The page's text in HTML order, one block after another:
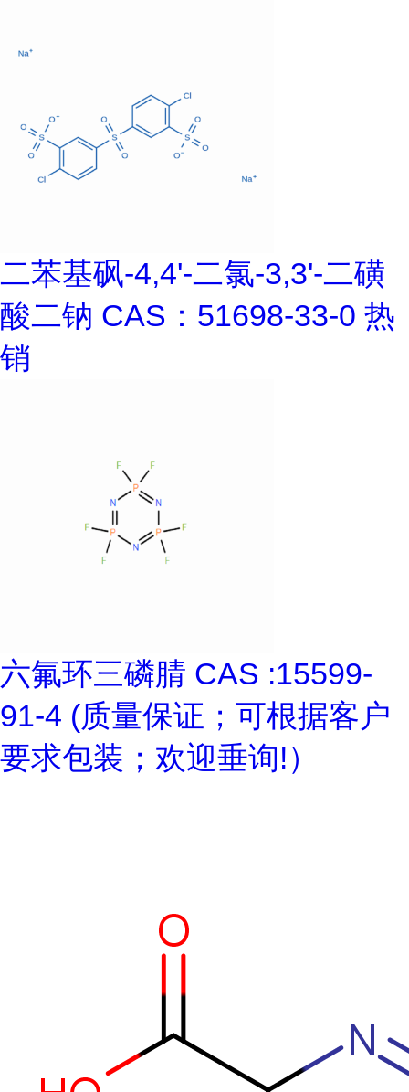
二苯基砜-4,4'-二氯-3,3'-二磺
酸二钠 CAS：51698-33-0 热
销
六氟环三磷腈 CAS :15599-
91-4 (质量保证；可根据客户
要求包装；欢迎垂询!）